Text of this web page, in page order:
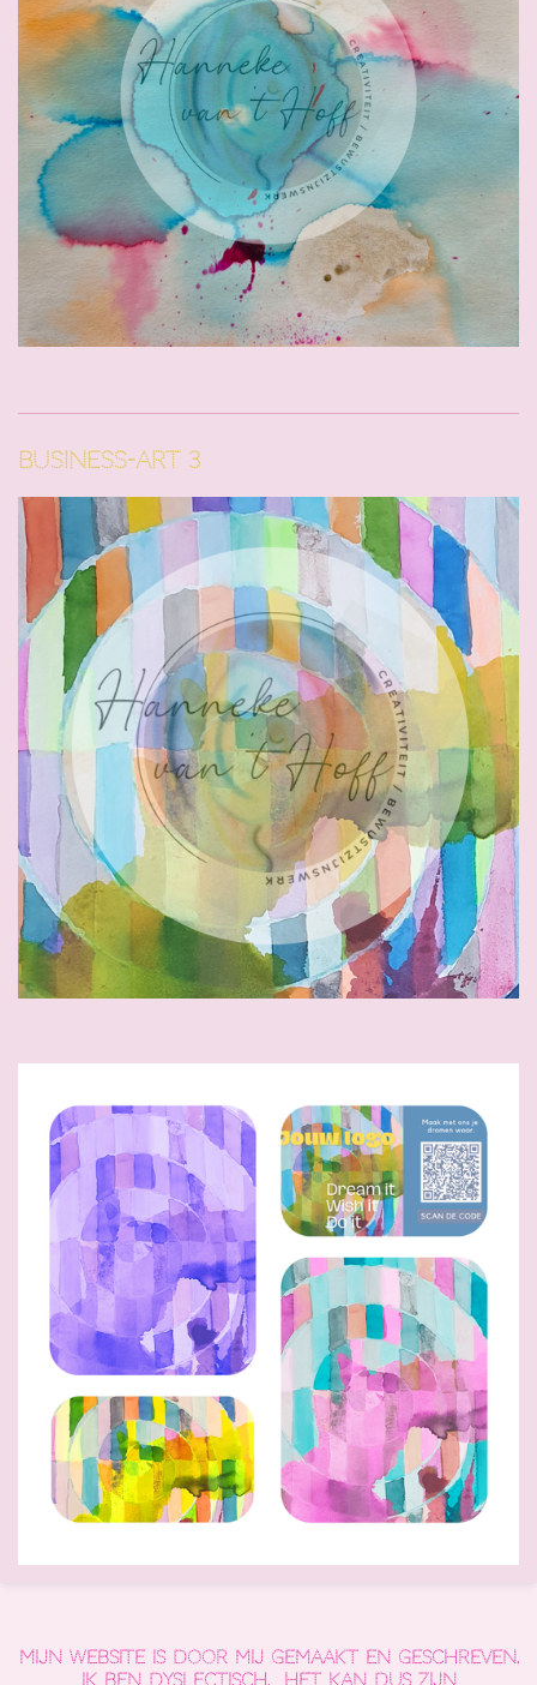
Business-Art 3
Mijn website is door mij gemaakt en geschreven.
Ik ben dyslectisch. Het kan dus zijn